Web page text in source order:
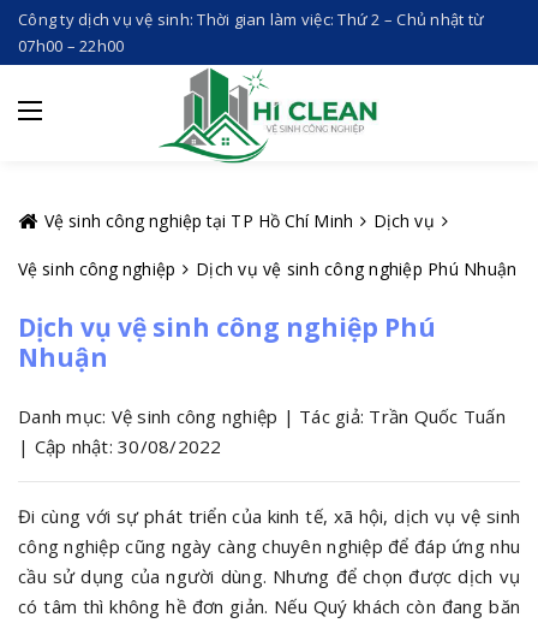
Công ty dịch vụ vệ sinh: Thời gian làm việc: Thứ 2 – Chủ nhật từ
07h00 – 22h00
Vệ sinh công nghiệp tại TP Hồ Chí Minh Dịch vụ
Vệ sinh công nghiệp Dịch vụ vệ sinh công nghiệp Phú Nhuận
Dịch vụ vệ sinh công nghiệp Phú
Nhuận
Danh mục: Vệ sinh công nghiệp | Tác giả: Trần Quốc Tuấn
| Cập nhật: 30/08/2022
Đi cùng với sự phát triển của kinh tế, xã hội, dịch vụ vệ sinh
công nghiệp cũng ngày càng chuyên nghiệp để đáp ứng nhu
cầu sử dụng của người dùng. Nhưng để chọn được dịch vụ
có tâm thì không hề đơn giản. Nếu Quý khách còn đang băn